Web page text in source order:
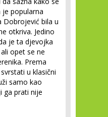
popularna
Dobrojević bila u
otkriva. Jedino
je ta djevojka
opet se ne
Prema
u klasični
samo kao
ga prati nije